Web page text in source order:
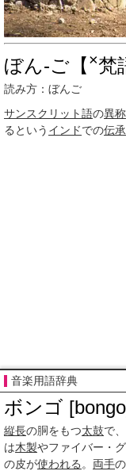
ぼん‐ご【×梵
読み方：ぼんご
サンスクリット語の異称
るという インドでの伝承
音楽用語辞典
ボンゴ
縦長の胴をもつ太鼓で
は木製やファイバー・
の皮が使われる 。 両手